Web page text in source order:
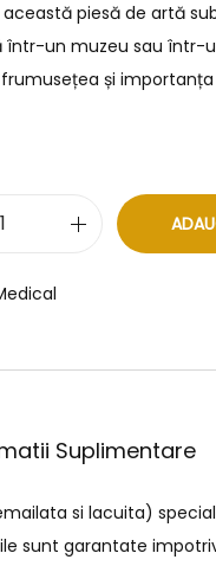
piesă de artă
într-un muzeu sau într-
și
Suplimentare
si lacuita)
sunt garantate